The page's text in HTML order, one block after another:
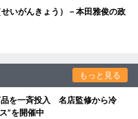
いがんきょう）－本田雅俊の政
もっと見る
を一斉投入 名店監修から冷
”を開催中